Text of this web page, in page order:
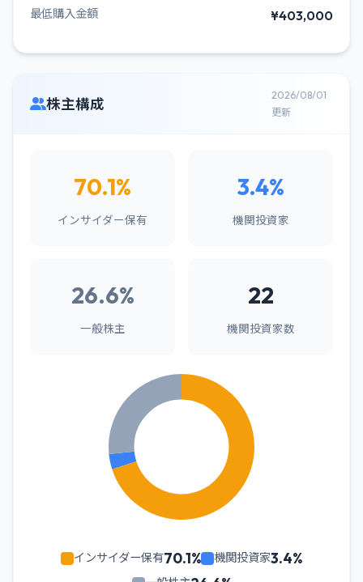
最低購入金額 ¥403,000
株主構成
2026/08/01
更新
70.1%
インサイダー保有
3.4%
機関投資家
26.6%
一般株主
22
機関投資家数
インサイダー保有70.1% 機関投資家3.4%